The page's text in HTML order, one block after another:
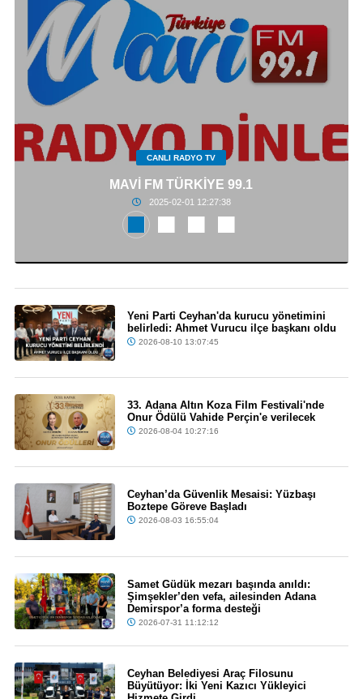
CANLI RADYO TV
MAVİ FM TÜRKİYE 99.1
2025-02-01 12:27:38
Yeni Parti Ceyhan'da kurucu yönetimini
belirledi: Ahmet Vurucu ilçe başkanı oldu
2026-08-10 13:07:45
33. Adana Altın Koza Film Festivali'nde
Onur Ödülü Vahide Perçin'e verilecek
2026-08-04 10:27:16
Ceyhan’da Güvenlik Mesaisi: Yüzbaşı
Boztepe Göreve Başladı
2026-08-03 16:55:04
Samet Güdük mezarı başında anıldı:
Şimşekler’den vefa, ailesinden Adana
Demirspor’a forma desteği
2026-07-31 11:12:12
Ceyhan Belediyesi Araç Filosunu
Büyütüyor: İki Yeni Kazıcı Yükleyici